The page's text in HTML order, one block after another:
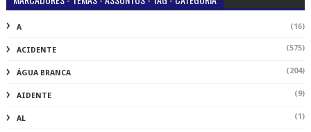
A (16)
ACIDENTE (575)
ÁGUA BRANCA (204)
AIDENTE (9)
AL (1)